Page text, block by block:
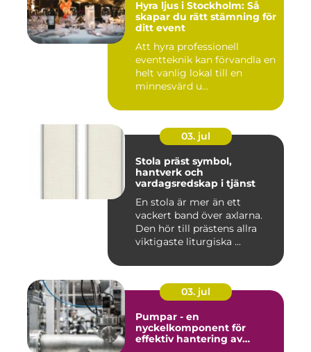
Hyra ljus i Stockholm: Så
skapar du rätt stämning för
ditt event
Att hyra professionell
eventteknik kan förvandla en
helt vanlig lokal till en
minnesvärd u...
03. jul
Stola präst symbol,
hantverk och
vardagsredskap i tjänst
En stola är mer än ett
vackert band över axlarna.
Den hör till prästens allra
viktigaste liturgiska ...
03. jul
Pumpar - en
nyckelkomponent för
effektiv hantering av